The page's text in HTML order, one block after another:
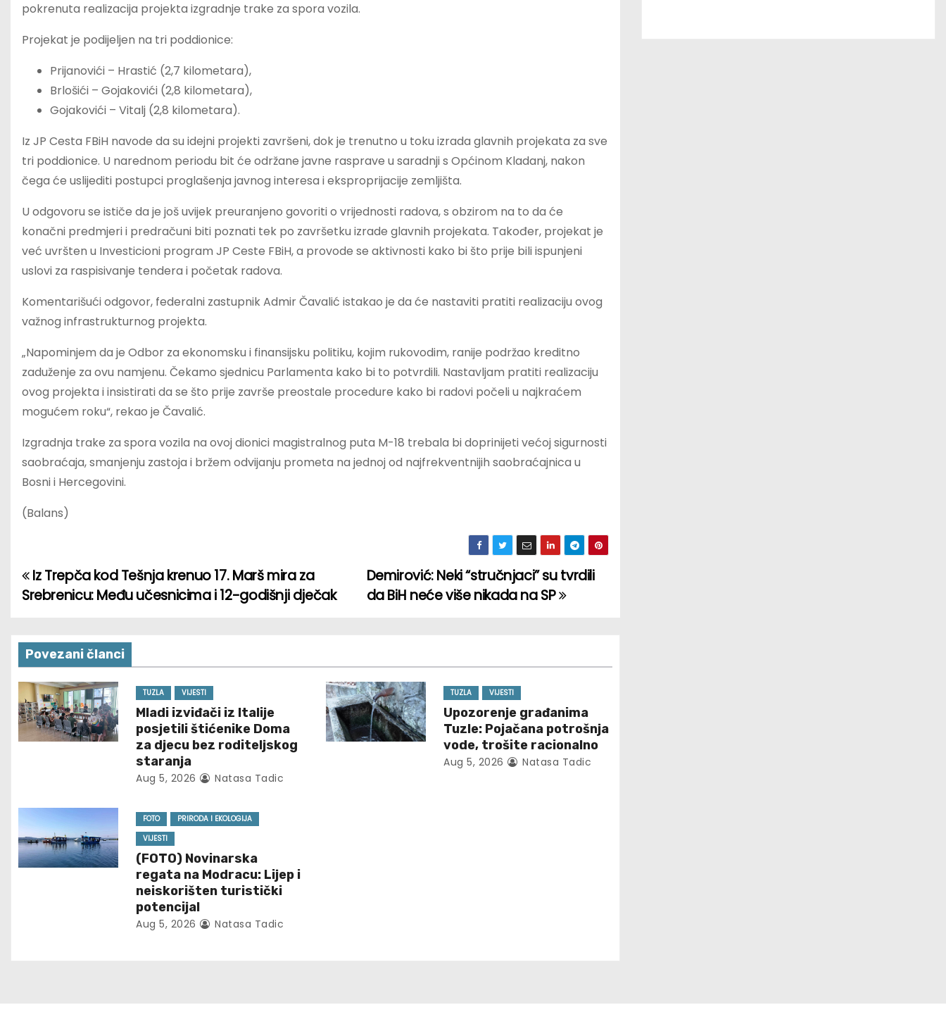
pokrenuta realizacija projekta izgradnje trake za spora vozila.
Projekat je podijeljen na tri poddionice:
Prijanovići – Hrastić (2,7 kilometara),
Brlošići – Gojakovići (2,8 kilometara),
Gojakovići – Vitalj (2,8 kilometara).
Iz JP Cesta FBiH navode da su idejni projekti završeni, dok je trenutno u toku izrada glavnih projekata za sve
tri poddionice. U narednom periodu bit će održane javne rasprave u saradnji s Općinom Kladanj, nakon
čega će uslijediti postupci proglašenja javnog interesa i eksproprijacije zemljišta.
U odgovoru se ističe da je još uvijek preuranjeno govoriti o vrijednosti radova, s obzirom na to da će
konačni predmjeri i predračuni biti poznati tek po završetku izrade glavnih projekata. Također, projekat je
već uvršten u Investicioni program JP Ceste FBiH, a provode se aktivnosti kako bi što prije bili ispunjeni
uslovi za raspisivanje tendera i početak radova.
Komentarišući odgovor, federalni zastupnik Admir Čavalić istakao je da će nastaviti pratiti realizaciju ovog
važnog infrastrukturnog projekta.
„Napominjem da je Odbor za ekonomsku i finansijsku politiku, kojim rukovodim, ranije podržao kreditno
zaduženje za ovu namjenu. Čekamo sjednicu Parlamenta kako bi to potvrdili. Nastavljam pratiti realizaciju
ovog projekta i insistirati da se što prije završe preostale procedure kako bi radovi počeli u najkraćem
mogućem roku“, rekao je Čavalić.
Izgradnja trake za spora vozila na ovoj dionici magistralnog puta M-18 trebala bi doprinijeti većoj sigurnosti
saobraćaja, smanjenju zastoja i bržem odvijanju prometa na jednoj od najfrekventnijih saobraćajnica u
Bosni i Hercegovini.
(Balans)
P
s
t
n
a
g
a
Demirović: Neki “stručnjaci” su tvrdili
da BiH neće više nikada na SP
Iz Trepča kod Tešnja krenuo 17. Marš mira za
Srebrenicu: Među učesnicima i 12-godišnji dječak
Povezani članci
TUZLA VIJESTI
Mladi izviđači iz Italije
posjetili štićenike Doma
za djecu bez roditeljskog
staranja
Aug 5, 2026 Natasa Tadic
TUZLA VIJESTI
Upozorenje građanima
Tuzle: Pojačana potrošnja
vode, trošite racionalno
Aug 5, 2026 Natasa Tadic
FOTO
PRIRODA I EKOLOGIJA
VIJESTI
(FOTO) Novinarska
regata na Modracu: Lijep i
neiskorišten turistički
potencijal
Aug 5, 2026 Natasa Tadic